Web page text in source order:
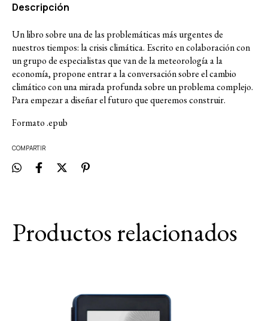
Descripción
Un libro sobre una de las problemáticas más urgentes de
nuestros tiempos: la crisis climática. Escrito en colaboración con
un grupo de especialistas que van de la meteorología a la
economía, propone entrar a la conversación sobre el cambio
climático con una mirada profunda sobre un problema complejo.
Para empezar a diseñar el futuro que queremos construir.
Formato .epub
COMPARTIR
Productos relacionados